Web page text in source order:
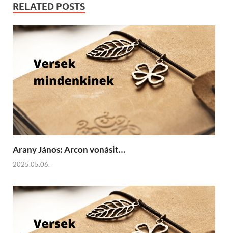
RELATED POSTS
Arany János: Arcon vonásit…
2025.05.06.